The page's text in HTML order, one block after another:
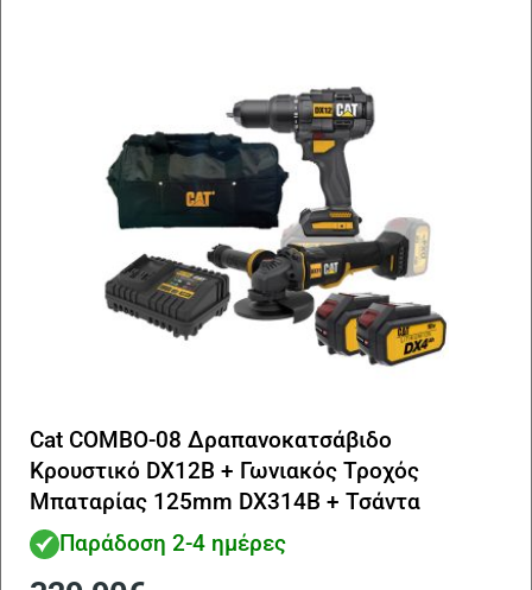
Cat COMBO-08 Δραπανοκατσάβιδο
Κρουστικό DX12B + Γωνιακός Τροχός
Μπαταρίας 125mm DX314B + Τσάντα
Εργαλείων Χειρός DA42001 + Δώρο 2
Μπαταρίες 4.0Ah DXB4 + Δώρο Φορτιστής
Παράδοση 2-4 ημέρες